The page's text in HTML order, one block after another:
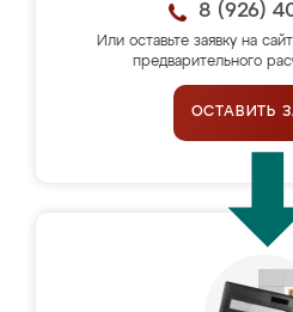
8 (926)
Или оставьте заявку на
предварительного
ОСТАВИТЬ